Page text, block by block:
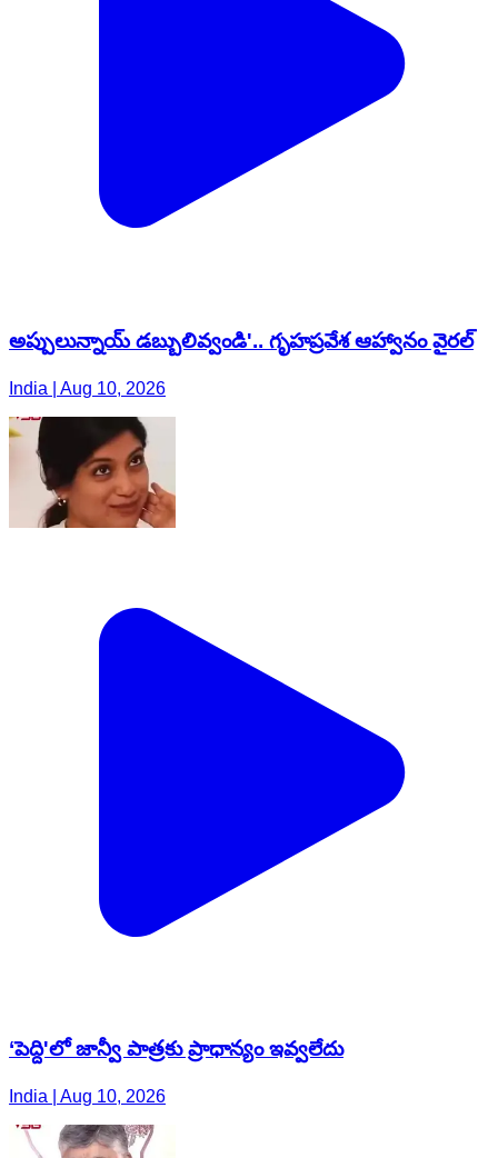
అప్పులున్నాయ్ డబ్బులివ్వండి'.. గృహప్రవేశ ఆహ్వానం వైరల్
India | Aug 10, 2026
‘పెద్ది'లో జాన్వీ పాత్రకు ప్రాధాన్యం ఇవ్వలేదు
India | Aug 10, 2026